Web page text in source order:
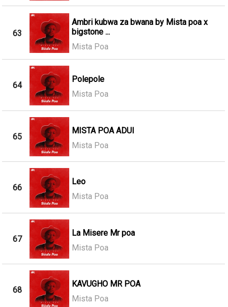
63
Ambri kubwa za bwana by Mista poa x
bigstone ...
Mista Poa
64
Polepole
Mista Poa
65
MISTA POA ADUI
Mista Poa
66
Leo
Mista Poa
67
La Misere Mr poa
Mista Poa
68
KAVUGHO MR POA
Mista Poa